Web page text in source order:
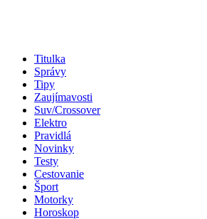
Titulka
Správy
Tipy
Zaujímavosti
Suv/Crossover
Elektro
Pravidlá
Novinky
Testy
Cestovanie
Šport
Motorky
Horoskop